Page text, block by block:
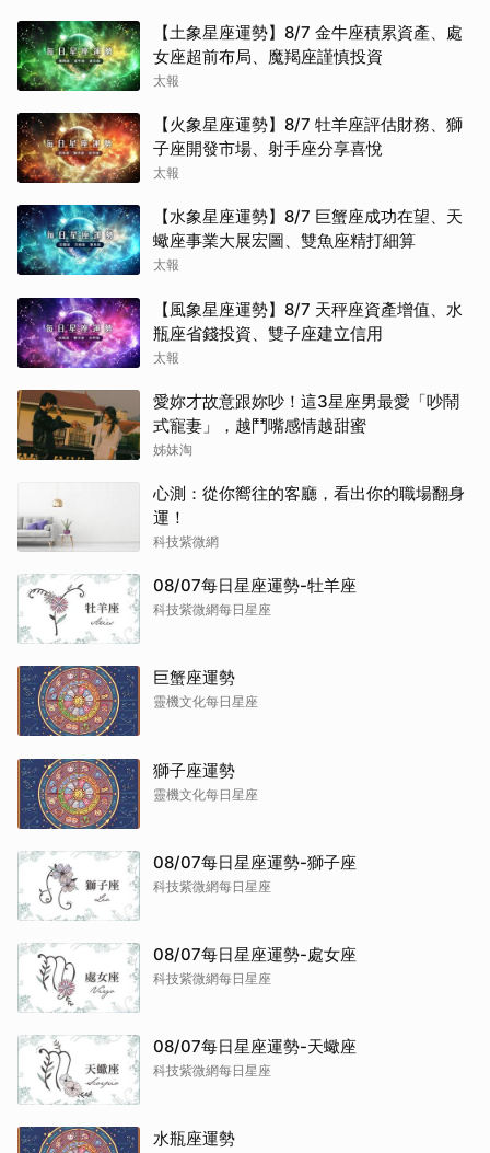
【土象星座運勢】8/7 金牛座積累資產、處
女座超前布局、魔羯座謹慎投資
太報
【火象星座運勢】8/7 牡羊座評估財務、獅
子座開發市場、射手座分享喜悅
太報
【水象星座運勢】8/7 巨蟹座成功在望、天
蠍座事業大展宏圖、雙魚座精打細算
太報
【風象星座運勢】8/7 天秤座資產增值、水
瓶座省錢投資、雙子座建立信用
太報
愛妳才故意跟妳吵！這3星座男最愛「吵鬧
式寵妻」，越鬥嘴感情越甜蜜
姊妹淘
心測：從你嚮往的客廳，看出你的職場翻身
運！
科技紫微網
08/07每日星座運勢-牡羊座
科技紫微網每日星座
巨蟹座運勢
靈機文化每日星座
獅子座運勢
靈機文化每日星座
08/07每日星座運勢-獅子座
科技紫微網每日星座
08/07每日星座運勢-處女座
科技紫微網每日星座
08/07每日星座運勢-天蠍座
科技紫微網每日星座
水瓶座運勢